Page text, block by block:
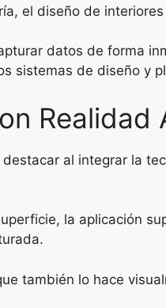
el diseño de
datos de forma
sistemas de diseño y
Realidad
al integrar la
la aplicación
también lo hace